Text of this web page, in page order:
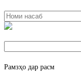
Рамзҳо дар расм